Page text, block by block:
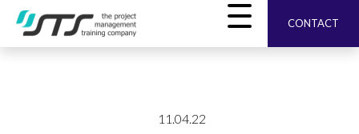
CONTACT
11.04.22